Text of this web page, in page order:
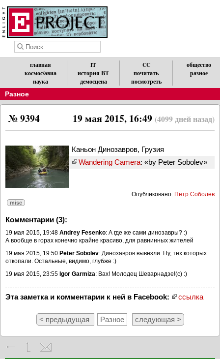
главная
космос/авиа
наука
IT
история ВТ
демосцена
CC
почитать
посмотреть
общество
разное
Разное
19 мая 2015, 16:49 (4099 дней назад)
№ 9394
Каньон Динозавров, Грузия
Wandering Camera: «by Peter Sobolev»
Опубликовано: Пётр Соболев
misc
Комментарии (3):
19 мая 2015, 19:48 Andrey Fesenko: А где же сами динозавры? :)
А вообще в горах конечно крайне красиво, для равнинных жителей
19 мая 2015, 19:50 Peter Sobolev: Динозавров вывезли. Ну, тех которых
откопали. Остальные, видимо, глубже :)
19 мая 2015, 23:55 Igor Garmiza: Вах! Молодец Шеварнадзе!(с) :)
Эта заметка и комментарии к ней в Facebook: ссылка
< предыдущая Разное следующая >